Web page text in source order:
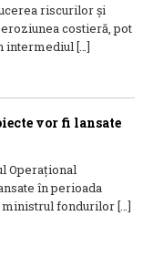
riscurilor și
costieră, pot
intermediul […]
vor fi lansate
Operaţional
în perioada
ministrul fondurilor […]